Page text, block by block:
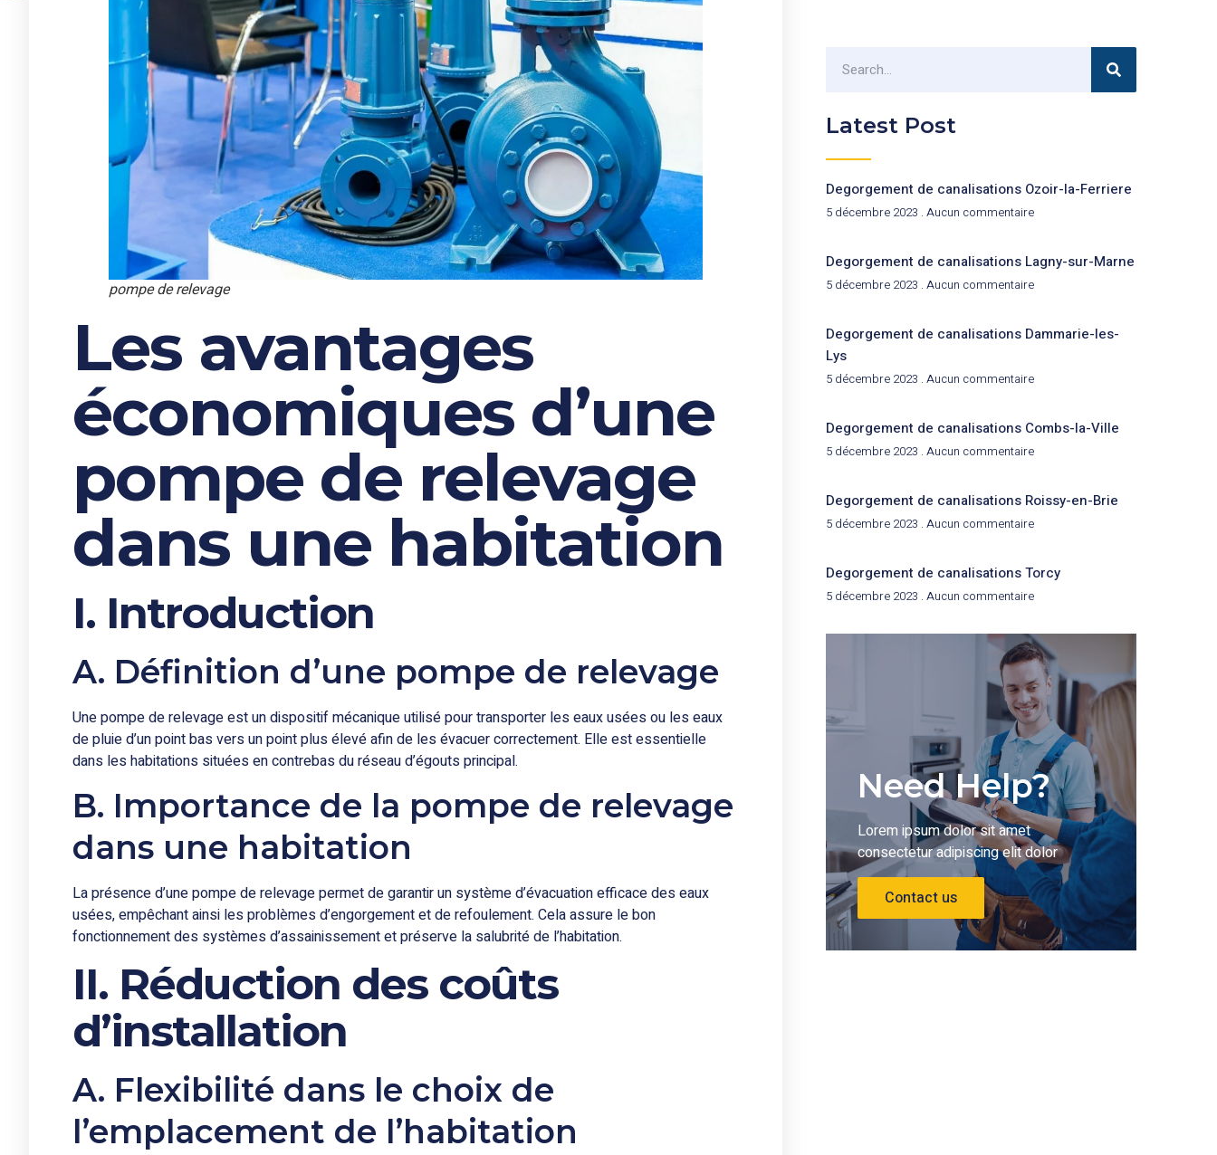
pompe de relevage
Les avantages
économiques d’une
pompe de relevage
dans une habitation
I. Introduction
A. Définition d’une pompe de relevage
Une pompe de relevage est un dispositif mécanique utilisé pour transporter les eaux usées ou les eaux
de pluie d’un point bas vers un point plus élevé afin de les évacuer correctement. Elle est essentielle
dans les habitations situées en contrebas du réseau d’égouts principal.
B. Importance de la pompe de relevage
dans une habitation
La présence d’une pompe de relevage permet de garantir un système d’évacuation efficace des eaux
usées, empêchant ainsi les problèmes d’engorgement et de refoulement. Cela assure le bon
fonctionnement des systèmes d’assainissement et préserve la salubrité de l’habitation.
II. Réduction des coûts
d’installation
A. Flexibilité dans le choix de
l’emplacement de l’habitation
Latest Post
Degorgement de canalisations Ozoir-la-Ferriere
5 décembre 2023 Aucun commentaire
Degorgement de canalisations Lagny-sur-Marne
5 décembre 2023 Aucun commentaire
Degorgement de canalisations Dammarie-les-
Lys
5 décembre 2023 Aucun commentaire
Degorgement de canalisations Combs-la-Ville
5 décembre 2023 Aucun commentaire
Degorgement de canalisations Roissy-en-Brie
5 décembre 2023 Aucun commentaire
Degorgement de canalisations Torcy
5 décembre 2023 Aucun commentaire
Need Help?
Lorem ipsum dolor sit amet
consectetur adipiscing elit dolor
Contact us